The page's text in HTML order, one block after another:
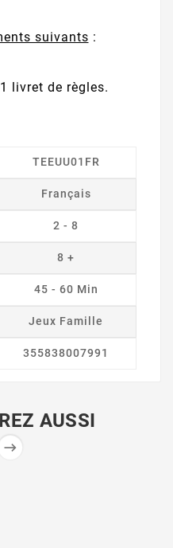
suivants :
livret de règles.
TEEUU01FR
Français
2 - 8
8 +
45 - 60 Min
Jeux Famille
355838007991
AUSSI
